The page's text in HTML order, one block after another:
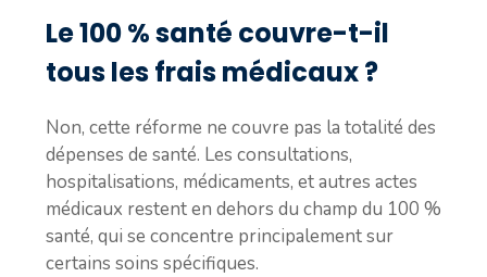
Le 100 % santé couvre-t-il
tous les frais médicaux ?
Non, cette réforme ne couvre pas la totalité des
dépenses de santé. Les consultations,
hospitalisations, médicaments, et autres actes
médicaux restent en dehors du champ du 100 %
santé, qui se concentre principalement sur
certains soins spécifiques.